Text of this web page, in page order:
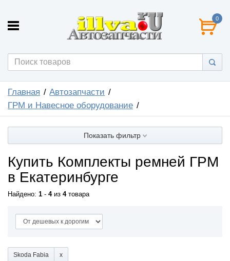
0
Главная
Автозапчасти
ГРМ и Навесное оборудование
Показать фильтр
Купить Комплекты ремней ГРМ
в Екатеринбурге
Найдено: 1 - 4из 4товара
Skoda Fabia